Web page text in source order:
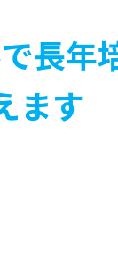
長年
ます